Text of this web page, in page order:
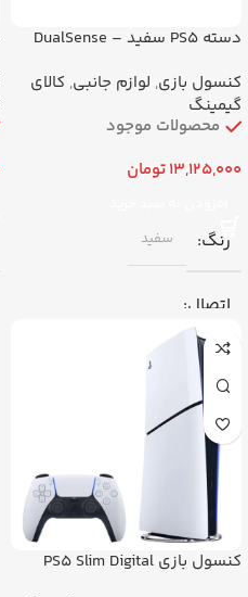
دسته PS5 سفید – DualSense
کنسول بازی, لوازم جانبی, کالای
گیمینگ
محصولات موجود
13,125,000تومان
رنگ سفید
اتصال
(USB-C)
برند سونی
کنسول بازی PS5 Slim Digital